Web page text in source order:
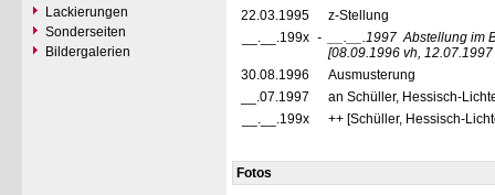
Lackierungen
Sonderseiten
Bildergalerien
22.03.1995
z-Stellung
__.__.199x - __.__.1997 Abstellung im
[08.09.1996 vh, 12.07.1997
30.08.1996
Ausmusterung
__.07.1997
an Schüller, Hessisch-
__.__.199x
++ [Schüller, Hessisch-
Fotos